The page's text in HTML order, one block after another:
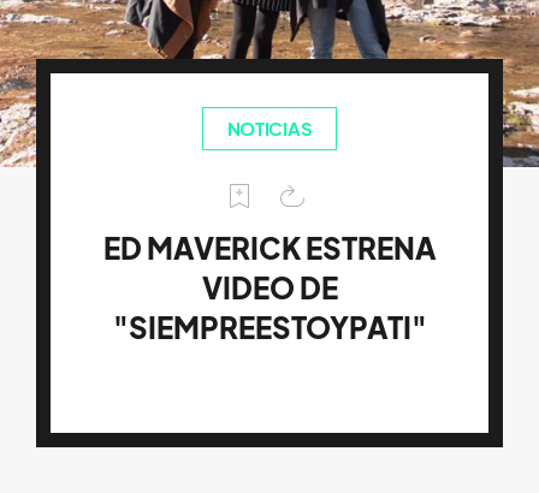
NOTICIAS
ED MAVERICK ESTRENA
VIDEO DE
"SIEMPREESTOYPATI"